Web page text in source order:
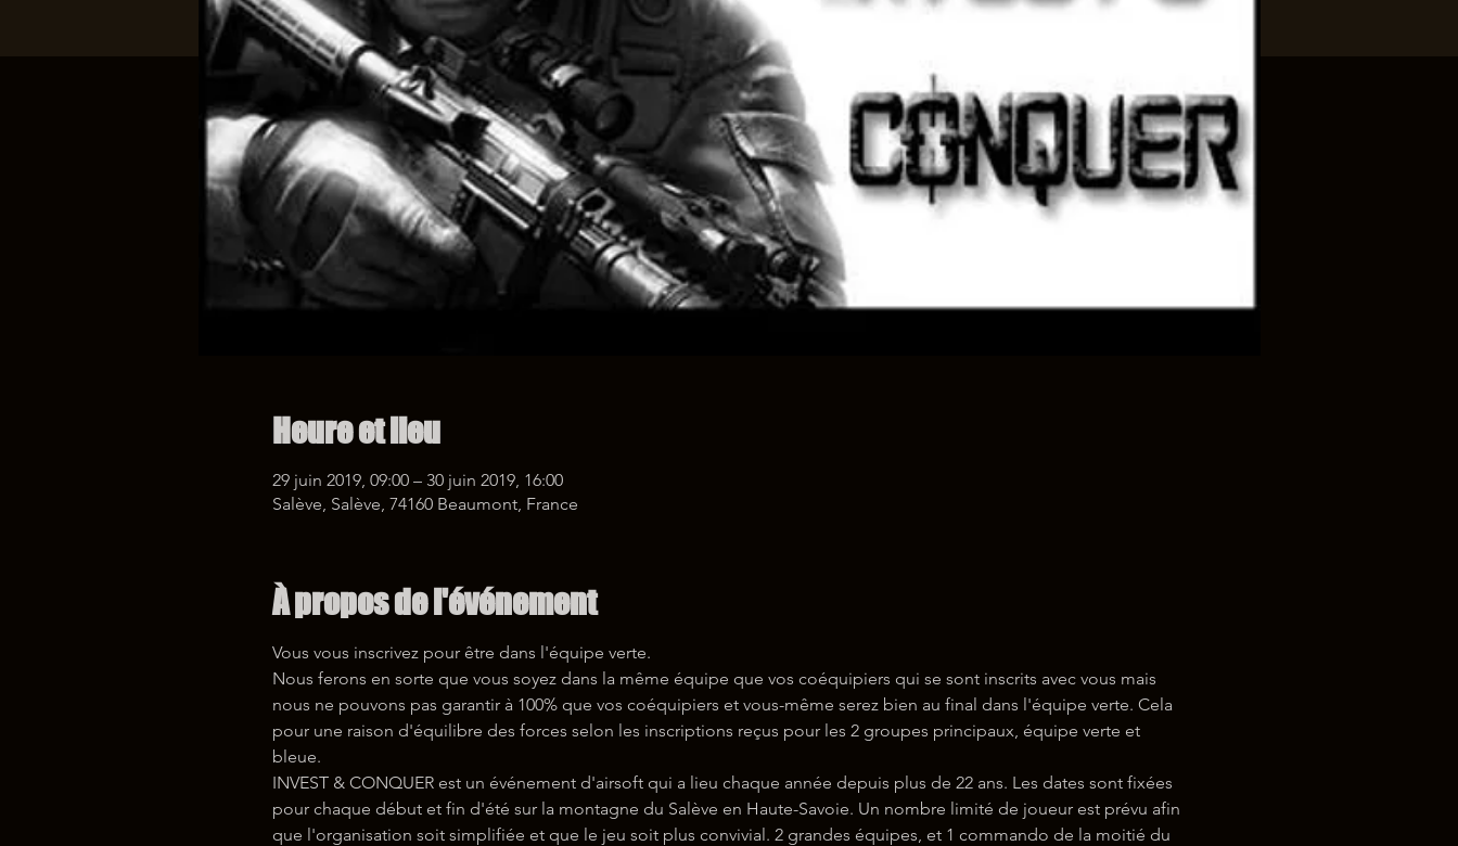
Heure et lieu
29 juin 2019, 09:00 – 30 juin 2019, 16:00
Salève, Salève, 74160 Beaumont, France
À propos de l'événement
Vous vous inscrivez pour être dans l'équipe verte.
Nous ferons en sorte que vous soyez dans la même équipe que vos coéquipiers qui se sont inscrits avec vous mais
nous ne pouvons pas garantir à 100% que vos coéquipiers et vous-même serez bien au final dans l'équipe verte. Cela
pour une raison d'équilibre des forces selon les inscriptions reçus pour les 2 groupes principaux, équipe verte et
bleue.
INVEST & CONQUER est un événement d'airsoft qui a lieu chaque année depuis plus de 22 ans. Les dates sont fixées
pour chaque début et fin d'été sur la montagne du Salève en Haute-Savoie. Un nombre limité de joueur est prévu afin
que l'organisation soit simplifiée et que le jeu soit plus convivial. 2 grandes équipes, et 1 commando de la moitié du